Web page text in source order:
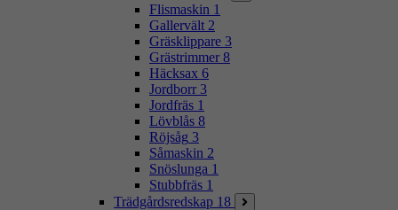
Flismaskin 1
Gallervält 2
Gräsklippare 3
Grästrimmer 8
Häcksax 6
Jordborr 3
Jordfräs 1
Lövblås 8
Röjsåg 3
Såmaskin 2
Snöslunga 1
Stubbfräs 1
Trädgårdsredskap 18